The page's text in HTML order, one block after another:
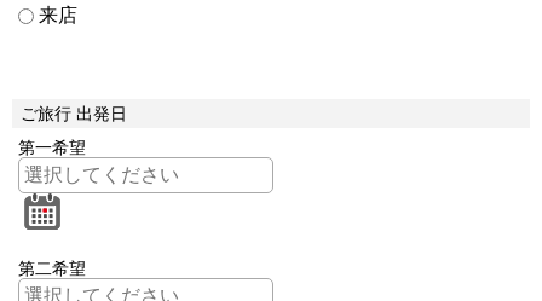
来店
ご旅行 出発日
第一希望
第二希望